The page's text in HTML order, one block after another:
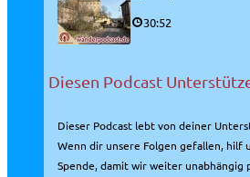
30:52
Diesen Podcast
Dieser Podcast lebt von deiner
Wenn dir unsere Folgen gefallen, hilf
Spende, damit wir weiter unabhängig